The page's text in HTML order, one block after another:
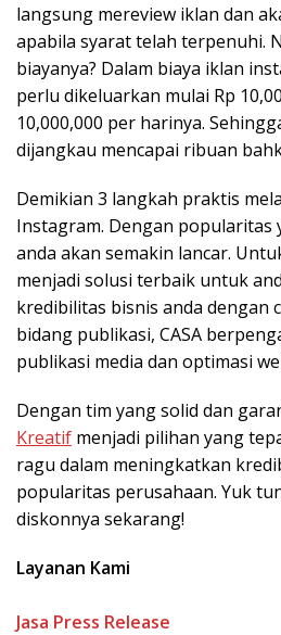
langsung mereview iklan dan
apabila syarat telah terpenuhi.
biayanya? Dalam biaya iklan
perlu dikeluarkan mulai Rp
10,000,000 per harinya.
dijangkau mencapai ribuan
Demikian 3 langkah praktis
Instagram. Dengan popularitas
anda akan semakin lancar.
menjadi solusi terbaik untuk
kredibilitas bisnis anda dengan
bidang publikasi, CASA
publikasi media dan optimasi
Dengan tim yang solid dan
Kreatif menjadi pilihan yang
ragu dalam meningkatkan
popularitas perusahaan. Yuk
diskonnya sekarang!
Layanan Kami
Jasa Press Release